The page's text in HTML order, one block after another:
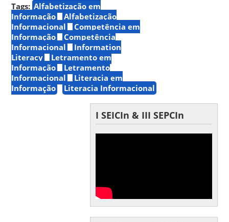
Tags: Alfabetização em
Informação
Alfabetização
Informacional
Competência em
Informação
Competência
Informacional
Information
Literacy
Letramento em
Informação
Letramento
Informacional
Literacia em
Informação
Literacia Informacional
I SEICIn & III SEPCIn